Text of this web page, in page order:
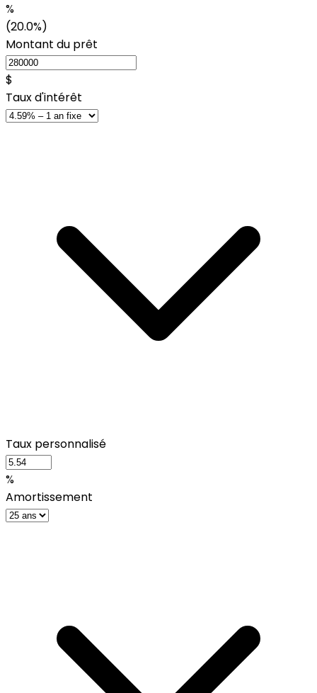
%
(20.0%)
Montant du prêt
$
Taux d'intérêt
Taux personnalisé
%
Amortissement